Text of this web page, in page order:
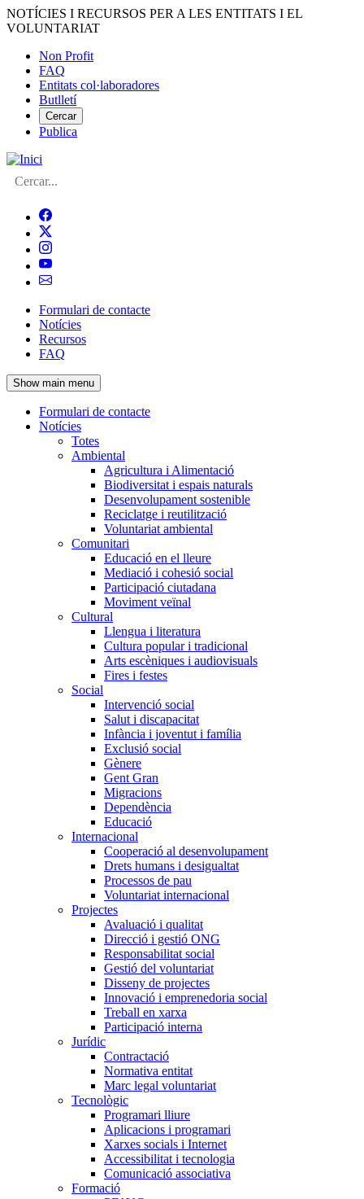
Vés
al
NOTÍCIES I RECURSOS PER A LES ENTITATS I EL
VOLUNTARIAT
Menú
del
compte
d'usuari
Non Profit
FAQ
Entitats col·laboradores
Butlletí
Cercar
Publica
Cerca
Navegació
principal
de
l'encapçalament
Formulari de contacte
Notícies
Recursos
FAQ
Show main menu
Navegació
principal
Formulari de contacte
Notícies
Totes
Ambiental
Agricultura i Alimentació
Biodiversitat i espais naturals
Desenvolupament sostenible
Reciclatge i reutilització
Voluntariat ambiental
Comunitari
Educació en el lleure
Mediació i cohesió social
Participació ciutadana
Moviment veïnal
Cultural
Llengua i literatura
Cultura popular i tradicional
Arts escèniques i audiovisuals
Fires i festes
Social
Intervenció social
Salut i discapacitat
Infància i joventut i família
Exclusió social
Gènere
Gent Gran
Migracions
Dependència
Educació
Internacional
Cooperació al desenvolupament
Drets humans i desigualtat
Processos de pau
Voluntariat internacional
Projectes
Avaluació i qualitat
Direcció i gestió ONG
Responsabilitat social
Gestió del voluntariat
Disseny de projectes
Innovació i emprenedoria social
Treball en xarxa
Participació interna
Jurídic
Contractació
Normativa entitat
Marc legal voluntariat
Tecnològic
Programari lliure
Aplicacions i programari
Xarxes socials i Internet
Accessibilitat i tecnologia
Comunicació associativa
Formació